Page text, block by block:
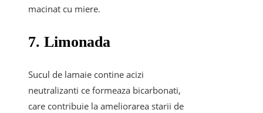
macinat cu miere.
7. Limonada
Sucul de lamaie contine acizi
neutralizanti ce formeaza bicarbonati,
care contribuie la ameliorarea starii de